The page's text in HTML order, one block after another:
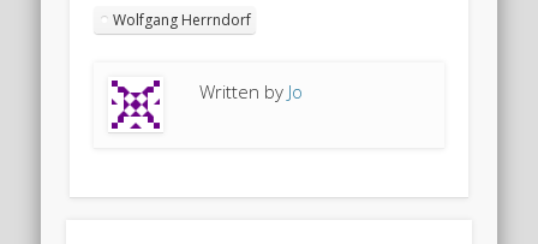
Wolfgang Herrndorf
Written by Jo